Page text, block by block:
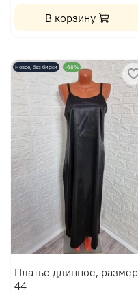
В корзину
Новое, без бирки -68%
Платье длинное, размер
44